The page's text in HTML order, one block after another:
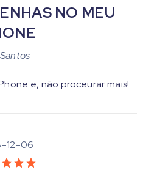
NO MEU
Santos
e, não proceurar mais!
12-06